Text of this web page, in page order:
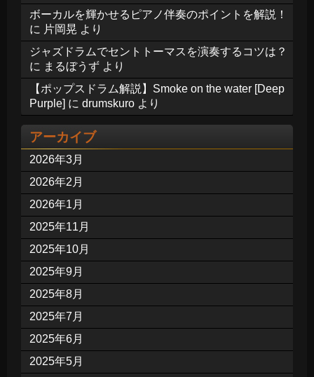
ボーカルを輝かせるピアノ伴奏のポイントを解説！
に 片岡晃 より
ジャズドラムでセントトーマスを演奏するコツは？
に まるぼうず より
【ポップスドラム解説】Smoke on the water [Deep
Purple] に drumskuro より
アーカイブ
2026年3月
2026年2月
2026年1月
2025年11月
2025年10月
2025年9月
2025年8月
2025年7月
2025年6月
2025年5月